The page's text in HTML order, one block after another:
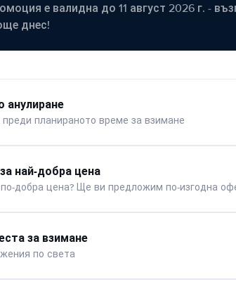
е валидна до 11 август 2026 г. -
днес!
анулиране
планираното време за взимане
най-добра цена
добра цена? Ще ви предложим по-изгодна
за взимане
по света